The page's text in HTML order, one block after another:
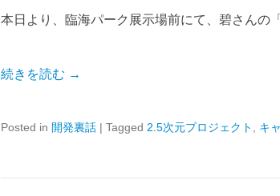
本日より、臨海パーク展示場前にて、碧さんの
続きを読む →
Posted in 開発裏話 | Tagged 2.5次元プロジェクト キ